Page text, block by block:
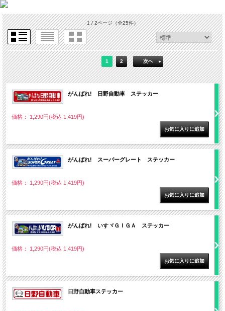
1 / 2ページ（全25件）
1 2 次へ
がんばれ! 日野自動車 ステッカー
価格： 1,290円(税込 1,419円)
がんばれ! スーパーグレート ステッカー
価格： 1,290円(税込 1,419円)
がんばれ! いすヾＧＩＧＡ ステッカー
価格： 1,290円(税込 1,419円)
日野自動車ステッカー